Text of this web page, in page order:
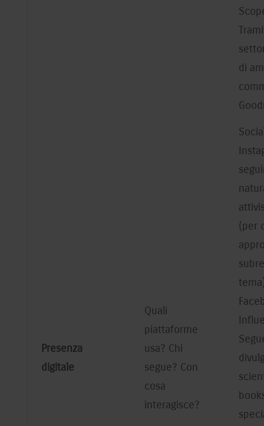
di
Presenza
digitale
Quali
piattaforme
usa? Chi
segue? Con
cosa
interagisce?
(per